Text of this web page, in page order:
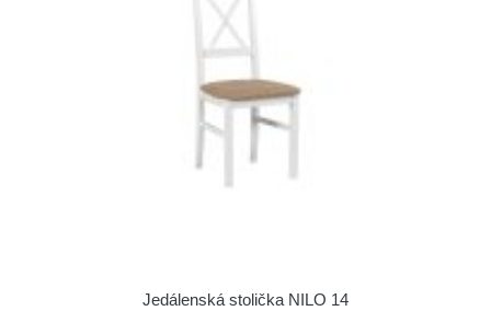
Jedálenská stolička NILO 14